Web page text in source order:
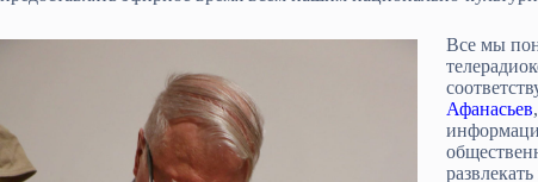
Все мы
Афанасьев